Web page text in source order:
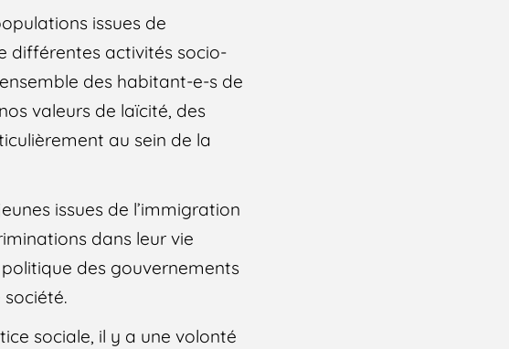
issues de
différentes activités socio-
des habitant-e-s de
valeurs de laïcité, des
au sein de la
issues de l’immigration
dans leur vie
des gouvernements
sociale, il y a une volonté